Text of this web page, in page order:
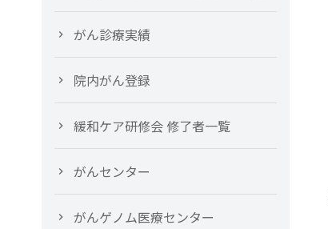
がん診療実績
院内がん登録
緩和ケア研修会 修了者一覧
がんセンター
がんゲノム医療センター